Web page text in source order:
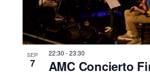
SEP
7
22:30 -23:30
AMC Concierto